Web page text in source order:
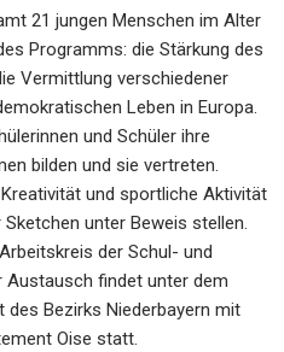
21 jungen Menschen im Alter
Programms: die Stärkung des
Vermittlung verschiedener
Leben in Europa.
und Schüler ihre
bilden und sie vertreten.
und sportliche Aktivität
unter Beweis stellen.
der Schul- und
Austausch findet unter dem
des Bezirks Niederbayern mit
Oise statt.